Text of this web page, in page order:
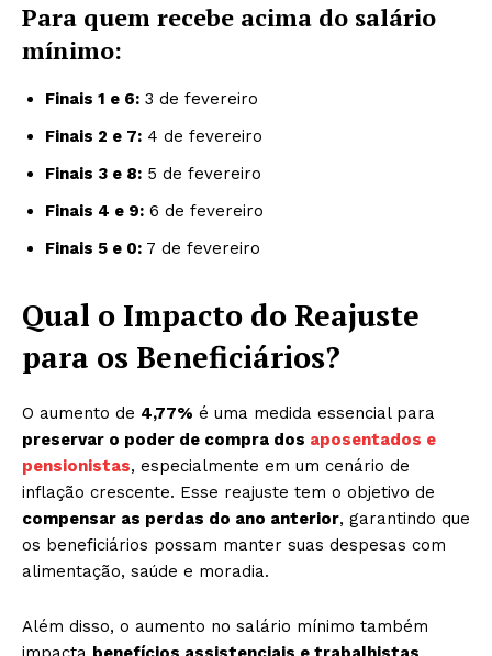
Para quem recebe acima do salário
mínimo:
Finais 1 e 6: 3 de fevereiro
Finais 2 e 7: 4 de fevereiro
Finais 3 e 8: 5 de fevereiro
Finais 4 e 9: 6 de fevereiro
Finais 5 e 0: 7 de fevereiro
Qual o Impacto do Reajuste
para os Beneficiários?
O aumento de 4,77% é uma medida essencial para
preservar o poder de compra dos aposentados e
pensionistas, especialmente em um cenário de
inflação crescente. Esse reajuste tem o objetivo de
compensar as perdas do ano anterior, garantindo que
os beneficiários possam manter suas despesas com
alimentação, saúde e moradia.
Além disso, o aumento no salário mínimo também